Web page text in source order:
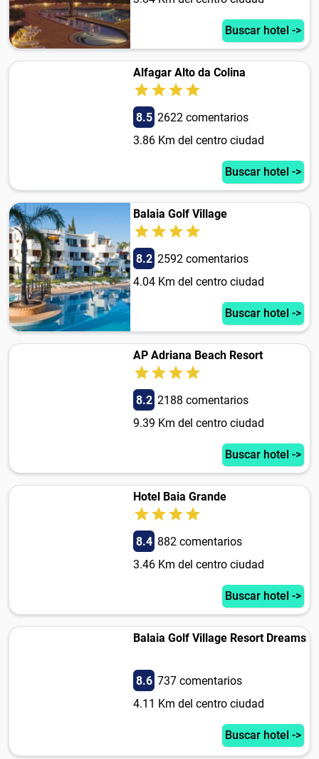
Buscar hotel ->
Alfagar Alto da Colina
8.5 2622 comentarios
3.86 Km del centro ciudad
Buscar hotel ->
Balaia Golf Village
8.2 2592 comentarios
4.04 Km del centro ciudad
Buscar hotel ->
AP Adriana Beach Resort
8.2 2188 comentarios
9.39 Km del centro ciudad
Buscar hotel ->
Hotel Baia Grande
8.4 882 comentarios
3.46 Km del centro ciudad
Buscar hotel ->
Balaia Golf Village Resort Dreams
8.6 737 comentarios
4.11 Km del centro ciudad
Buscar hotel ->